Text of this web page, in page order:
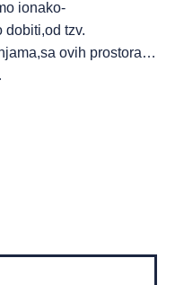
ionako-
tzv.
ovih prostora…